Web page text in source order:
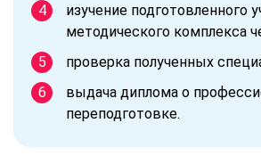
изучение подготовленного
методического комплекса
проверка полученных
выдача диплома о
переподготовке.